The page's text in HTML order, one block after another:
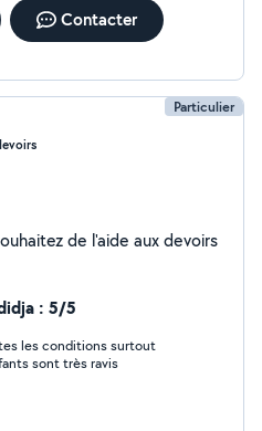
Contacter
Particulier
de l'aide aux devoirs
: 5/5
les conditions surtout
sont très ravis